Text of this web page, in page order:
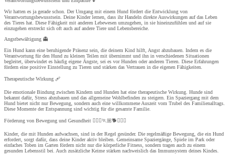
Wir hatten es ja gerade schon. Der Umgang mit einem Hund fördert die Entwicklung von
Verantwortungsbewusstsein. Deine Kinder lernen, dass ihr Handeln direkte Auswirkungen auf das Leben
des Tieres hat. Diese Fähigkeit mit anderen Lebewesen umzugehen, in sie hineinzufühlen und auf sie
einzugehen erstreckt sich oft auch auf andere Tiere und Lebensbereiche.
Angstbewältigung 👻
Ein Hund kann eine beruhigende Präsenz sein, die deinem Kind hilft, Angst abzubauen. Indem es die
Verantwortung für den Hund zu kleinen Teilen mit übernimmt und ihn in verschiedenen Situationen
begleitet, überwindet es häufig eigene Ängste, sei es vor Hunden oder anderen Tieren. Diese Erfahrungen
fördern eine positive Einstellung zu Tieren und stärken das Vertrauen in die eigenen Fähigkeiten.
Therapeutische Wirkung 🩹
Die emotionale Bindung zwischen Kindern und Hunden hat eine therapeutische Wirkung. Hunde sind
bekannt dafür, Stress abzubauen und das allgemeine Wohlbefinden zu steigern. Ein Spaziergang mit dem
Hund bietet nicht nur Bewegung, sondern auch eine willkommene Auszeit vom Trubel des Familienalltags.
Diese Momente der Entspannung sind wichtig für die gesamte Familie.
Förderung von Bewegung und Gesundheit 🏃🏼‍♀️🏃🏼🐕🏃🏼‍♂️
Kinder, die mit Hunden aufwachsen, sind in der Regel gesünder. Die regelmäßige Bewegung, die ein Hund
erfordert, sorgt dafür, dass deine Kinder aktiv bleiben. Gemeinsame Spaziergänge, Spiele im Park oder
einfaches Toben im Garten fördern nicht nur die körperliche Fitness, sondern tragen auch zu einem
gesunden Lebensstil bei. Auch zusätzliche Keime stärken nachweislich das Immunsystem deines Kindes.